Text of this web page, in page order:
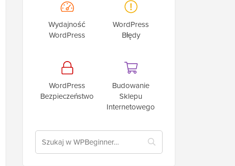
Wydajność
WordPress
WordPress
Błędy
WordPress
Bezpieczeństwo
Budowanie
Sklepu
Internetowego